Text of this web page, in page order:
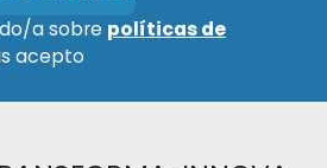
a sobre políticas de
acepto